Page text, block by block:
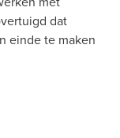
dat
einde te maken